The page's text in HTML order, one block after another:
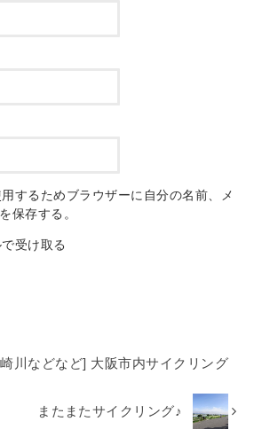
するためブラウザーに自分の名前、メ
保存する。
受け取る
川などなど] 大阪市内サイクリング
またまたサイクリング♪